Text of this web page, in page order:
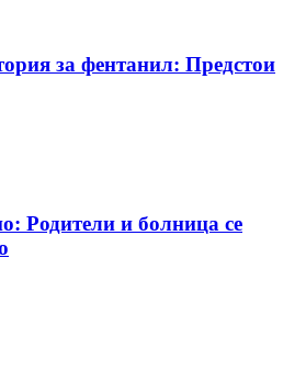
за фентанил: Предстои
Родители и болница се